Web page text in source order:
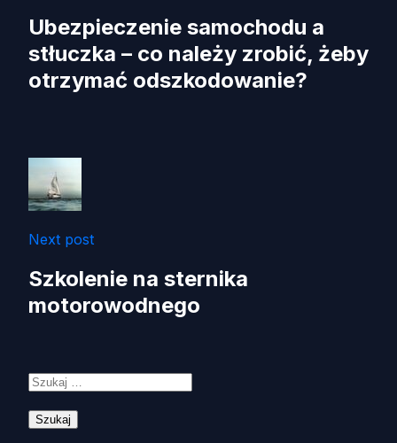
Ubezpieczenie samochodu a
stłuczka – co należy zrobić, żeby
otrzymać odszkodowanie?
Next post
Szkolenie na sternika
motorowodnego